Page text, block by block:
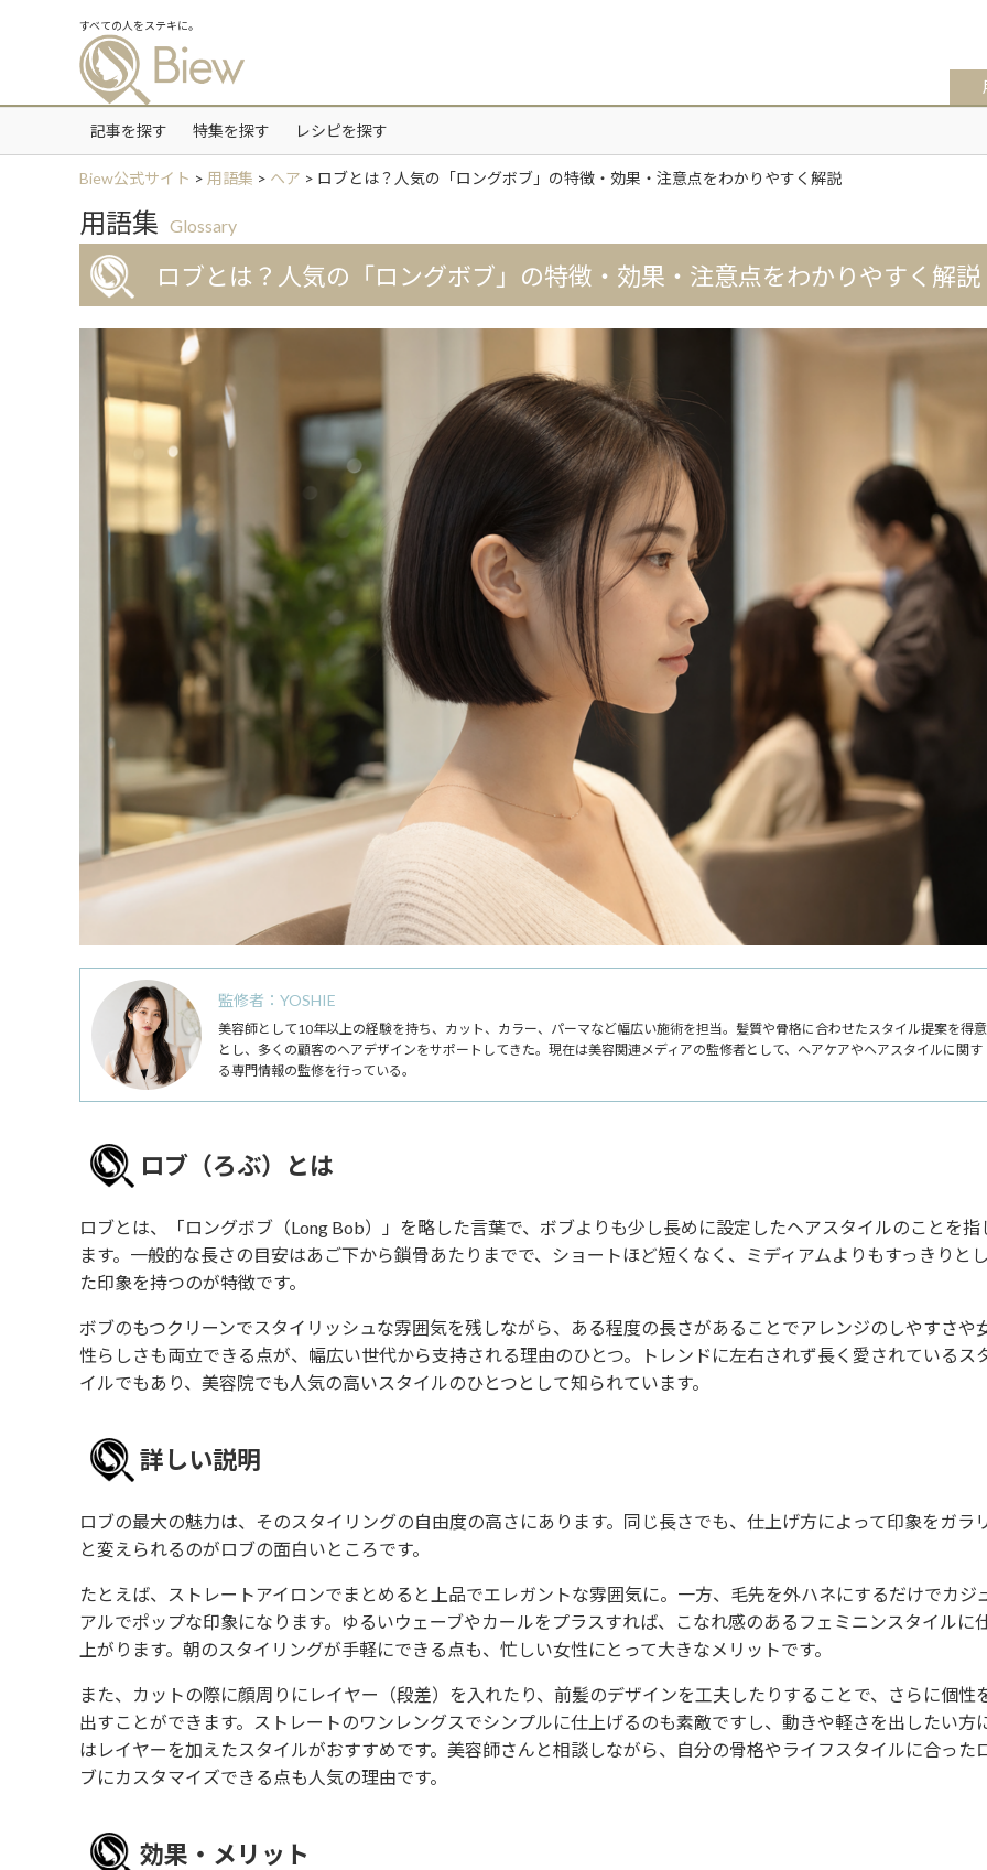
すべての人をステキに。
記事を探す 特集を探す レシピを探す
Biew公式サイト > 用語集 > ヘア > ロブとは？人気の「ロングボブ」の特徴・効果・注意点をわかりやすく解説
用語集 Glossary
ロブとは？人気の「ロングボブ」の特徴・効果・注意点をわかりやすく解説
監修者：YOSHIE
美容師として10年以上の経験を持ち、カット、カラー、パーマなど幅広い施術を担当。髪質や骨格に合わせたスタイル提案を得意
とし、多くの顧客のヘアデザインをサポートしてきた。現在は美容関連メディアの監修者として、ヘアケアやヘアスタイルに関す
る専門情報の監修を行っている。
ロブ（ろぶ）とは
ロブとは、「ロングボブ（Long Bob）」を略した言葉で、ボブよりも少し長めに設定したヘアスタイルのことを指
ます。一般的な長さの目安はあご下から鎖骨あたりまでで、ショートほど短くなく、ミディアムよりもすっきりとし
た印象を持つのが特徴です。
ボブのもつクリーンでスタイリッシュな雰囲気を残しながら、ある程度の長さがあることでアレンジのしやすさや
性らしさも両立できる点が、幅広い世代から支持される理由のひとつ。トレンドに左右されず長く愛されているス
イルでもあり、美容院でも人気の高いスタイルのひとつとして知られています。
詳しい説明
ロブの最大の魅力は、そのスタイリングの自由度の高さにあります。同じ長さでも、仕上げ方によって印象をガラ
と変えられるのがロブの面白いところです。
たとえば、ストレートアイロンでまとめると上品でエレガントな雰囲気に。一方、毛先を外ハネにするだけでカジ
アルでポップな印象になります。ゆるいウェーブやカールをプラスすれば、こなれ感のあるフェミニンスタイルに
上がります。朝のスタイリングが手軽にできる点も、忙しい女性にとって大きなメリットです。
また、カットの際に顔周りにレイヤー（段差）を入れたり、前髪のデザインを工夫したりすることで、さらに個性
出すことができます。ストレートのワンレングスでシンプルに仕上げるのも素敵ですし、動きや軽さを出したい方
はレイヤーを加えたスタイルがおすすめです。美容師さんと相談しながら、自分の骨格やライフスタイルに合った
ブにカスタマイズできる点も人気の理由です。
効果・メリット